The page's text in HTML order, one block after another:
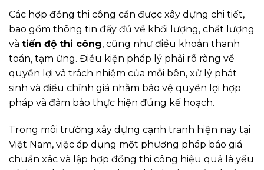
Các hợp đồng thi công cần được xây dựng chi tiết,
bao gồm thông tin đầy đủ về khối lượng, chất lượng
và tiến độ thi công, cũng như điều khoản thanh
toán, tạm ứng. Điều kiện pháp lý phải rõ ràng về
quyền lợi và trách nhiệm của mỗi bên, xử lý phát
sinh và điều chỉnh giá nhằm bảo vệ quyền lợi hợp
pháp và đảm bảo thực hiện đúng kế hoạch.
Trong môi trường xây dựng cạnh tranh hiện nay tại
Việt Nam, việc áp dụng một phương pháp báo giá
chuẩn xác và lập hợp đồng thi công hiệu quả là yếu